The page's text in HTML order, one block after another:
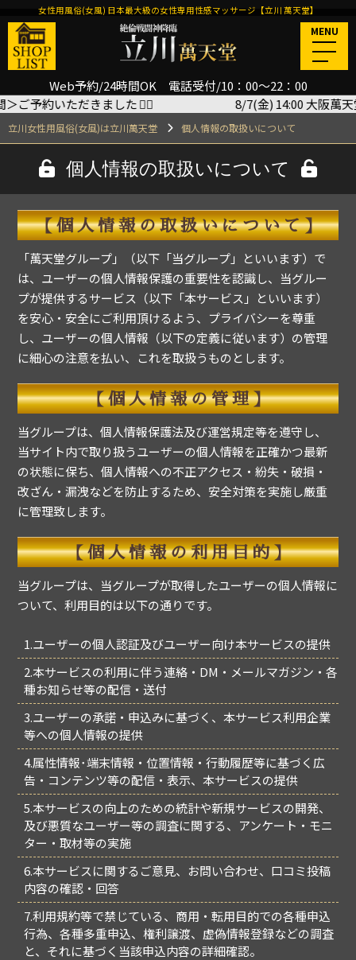
Web予約/24時間OK 電話受付/10：00～22：00
女性用風俗(女風) 日本最大級の女性専用性感マッサージ【立川 萬天堂】
MENU
立川女性用風俗(女風)は立川萬天堂 個人情報の取扱いについて
約いただきました🙇‍♂️ 8/7(金) 14:00 大阪萬天堂
個人情報の取扱いについて
【個人情報の取扱いについて】
「萬天堂グループ」（以下「当グループ」といいます）で
は、ユーザーの個人情報保護の重要性を認識し、当グルー
プが提供するサービス（以下「本サービス」といいます）
を安心・安全にご利用頂けるよう、プライバシーを尊重
し、ユーザーの個人情報（以下の定義に従います）の管理
に細心の注意を払い、これを取扱うものとします。
【個人情報の管理】
当グループは、個人情報保護法及び運営規定等を遵守し、
当サイト内で取り扱うユーザーの個人情報を正確かつ最新
の状態に保ち、個人情報への不正アクセス・紛失・破損・
改ざん・漏洩などを防止するため、安全対策を実施し厳重
に管理致します。
【個人情報の利用目的】
当グループは、当グループが取得したユーザーの個人情報に
ついて、利用目的は以下の通りです。
1.ユーザーの個人認証及びユーザー向け本サービスの提供
2.本サービスの利用に伴う連絡・DM・メールマガジン・各
種お知らせ等の配信・送付
3.ユーザーの承諾・申込みに基づく、本サービス利用企業
等への個人情報の提供
4.属性情報･端末情報・位置情報・行動履歴等に基づく広
告・コンテンツ等の配信・表示、本サービスの提供
5.本サービスの向上のための統計や新規サービスの開発、
及び悪質なユーザー等の調査に関する、アンケート・モニ
ター・取材等の実施
6.本サービスに関するご意見、お問い合わせ、口コミ投稿
内容の確認・回答
7.利用規約等で禁じている、商用・転用目的での各種申込
行為、各種多重申込、権利譲渡、虚偽情報登録などの調査
と、それに基づく当該申込内容の詳細確認。